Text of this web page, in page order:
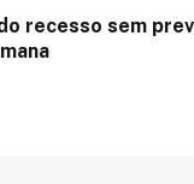
recesso sem